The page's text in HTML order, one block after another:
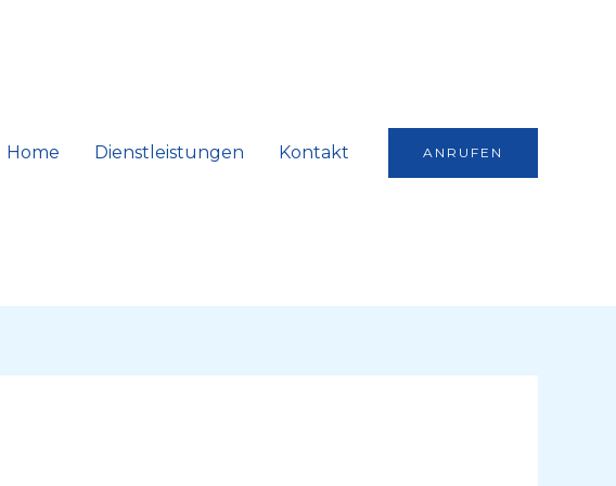
Home Dienstleistungen Kontakt ANRUFEN